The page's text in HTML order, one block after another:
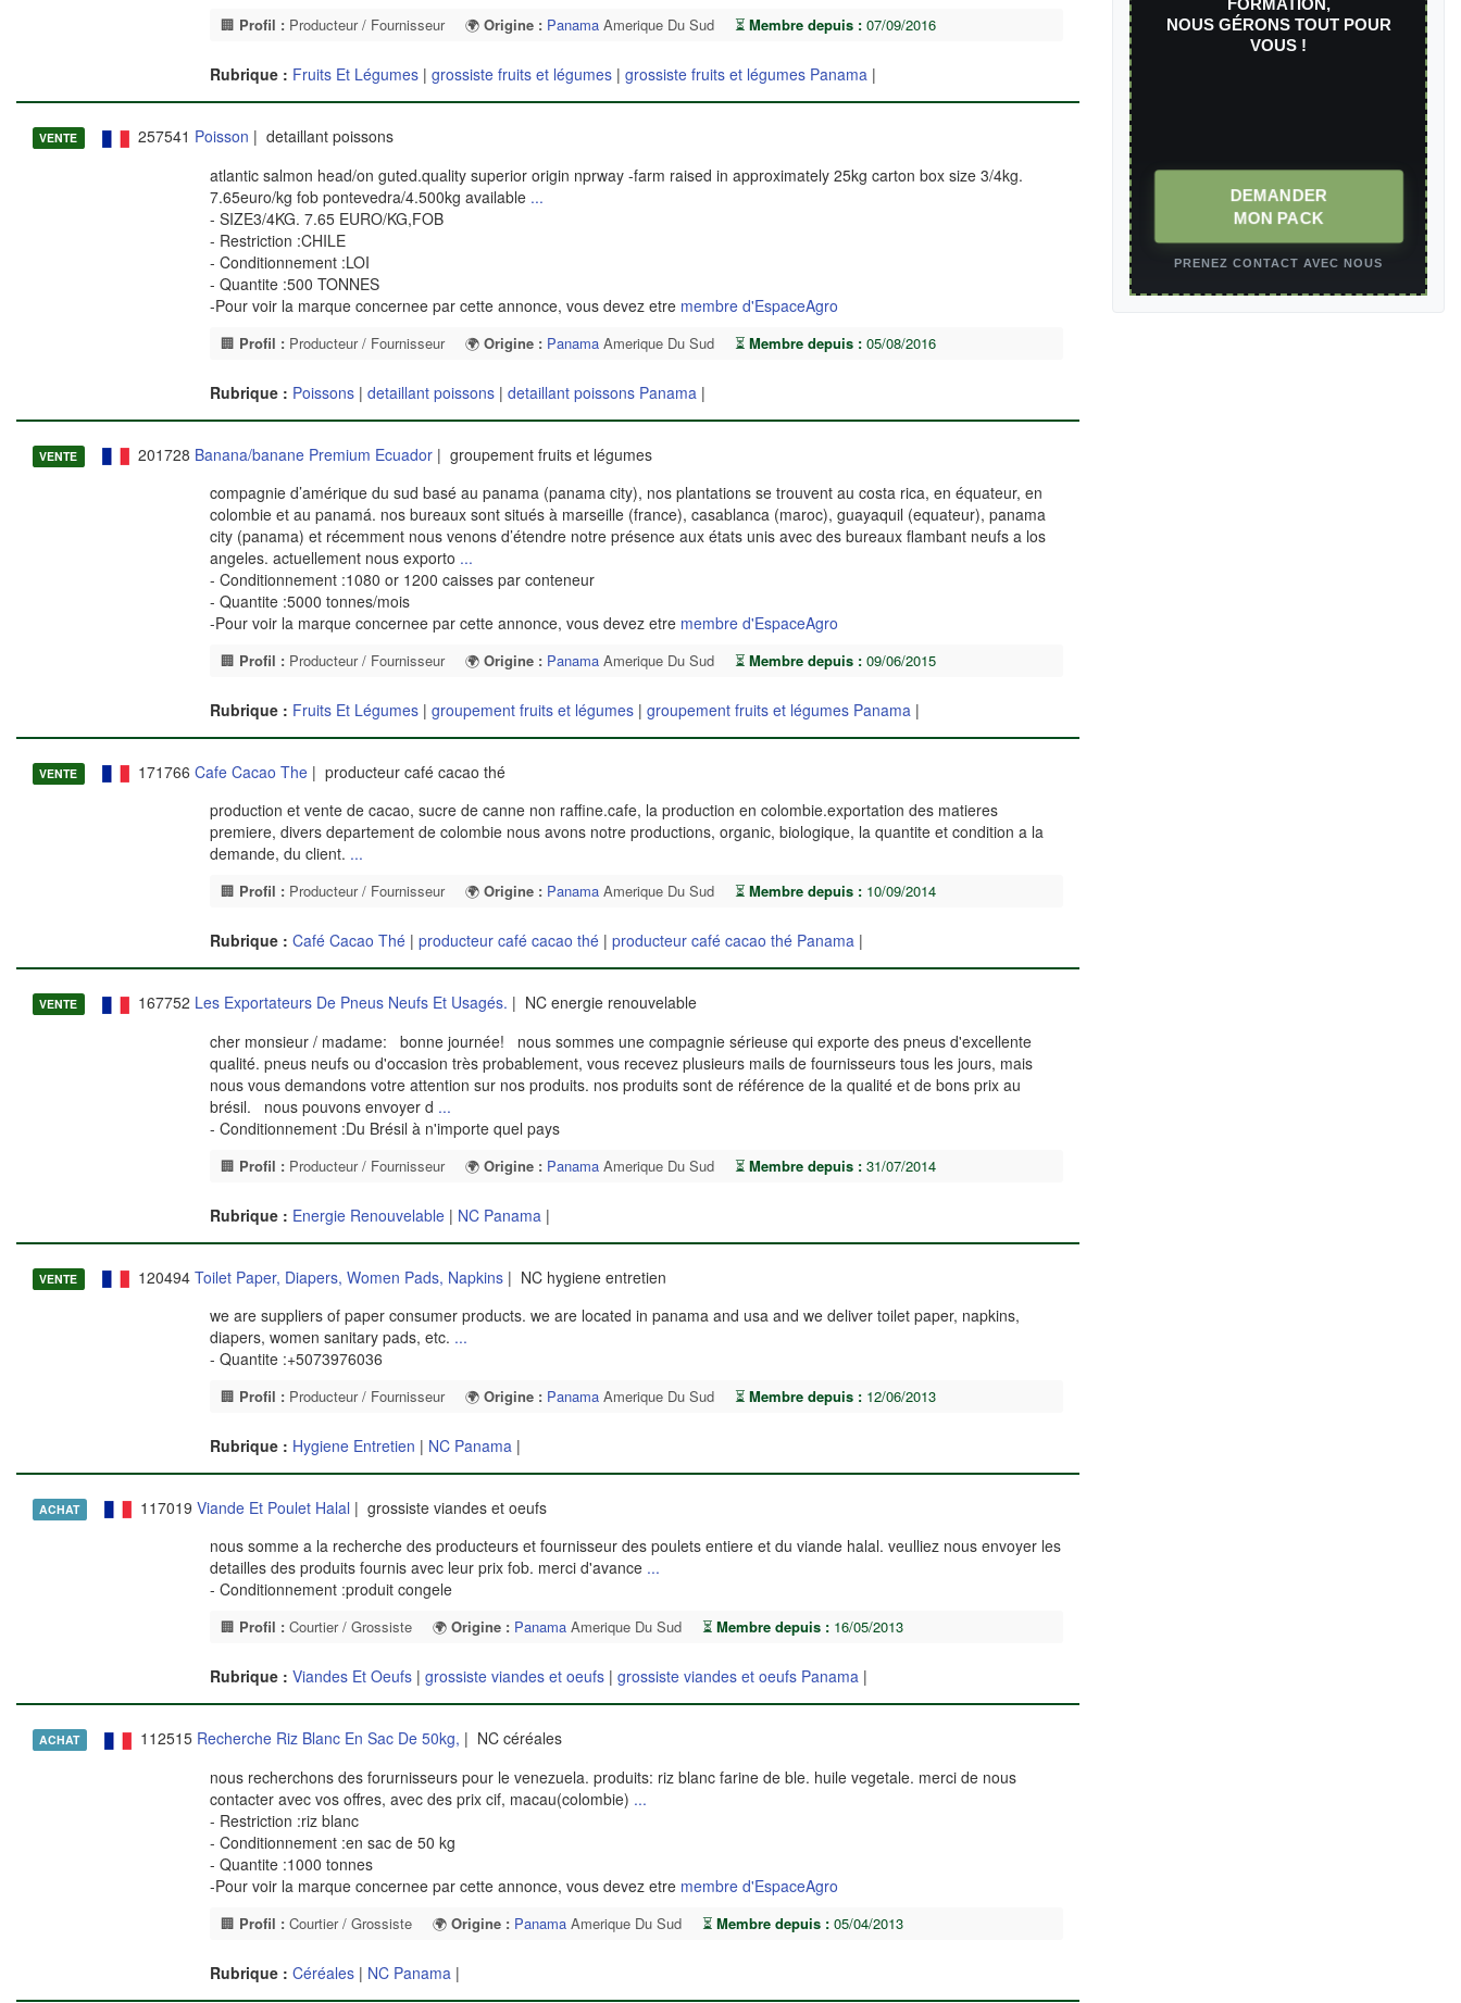
🏢 Profil :Producteur / Fournisseur 🌍 Origine : PanamaAmerique Du Sud ⏳ Membre depuis :07/09/2016
Rubrique : Fruits Et Légumes | grossiste fruits et légumes| grossiste fruits et légumes Panama|
VENTE 257541 Poisson | detaillant poissons
atlantic salmon head/on guted.quality superior origin nprway -farm raised in approximately 25kg carton box size 3/4kg.
7.65euro/kg fob pontevedra/4.500kg available ...
- SIZE3/4KG. 7.65 EURO/KG,FOB
- Restriction :CHILE
- Conditionnement :LOI
- Quantite :500 TONNES
-Pour voir la marque concernee par cette annonce, vous devez etre membre d'EspaceAgro
🏢 Profil :Producteur / Fournisseur 🌍 Origine : PanamaAmerique Du Sud ⏳ Membre depuis :05/08/2016
Rubrique : Poissons | detaillant poissons| detaillant poissons Panama |
VENTE 201728 Banana/banane Premium Ecuador| groupement fruits et légumes
compagnie d’amérique du sud basé au panama (panama city), nos plantations se trouvent au costa rica, en équateur, en
colombie et au panamá. nos bureaux sont situés à marseille (france), casablanca (maroc), guayaquil (equateur), panama
city (panama) et récemment nous venons d’étendre notre présence aux états unis avec des bureaux flambant neufs a los
angeles. actuellement nous exporto ...
- Conditionnement :1080 or 1200 caisses par conteneur
- Quantite :5000 tonnes/mois
-Pour voir la marque concernee par cette annonce, vous devez etre membre d'EspaceAgro
🏢 Profil :Producteur / Fournisseur 🌍 Origine : PanamaAmerique Du Sud ⏳ Membre depuis :09/06/2015
Rubrique : Fruits Et Légumes | groupement fruits et légumes| groupement fruits et légumes Panama |
VENTE 171766 Cafe Cacao The| producteur café cacao thé
production et vente de cacao, sucre de canne non raffine.cafe, la production en colombie.exportation des matieres
premiere, divers departement de colombie nous avons notre productions, organic, biologique, la quantite et condition a la
demande, du client. ...
🏢 Profil :Producteur / Fournisseur 🌍 Origine : PanamaAmerique Du Sud ⏳ Membre depuis :10/09/2014
Rubrique : Café Cacao Thé | producteur café cacao thé| producteur café cacao thé Panama|
VENTE 167752 Les Exportateurs De Pneus Neufs Et Usagés. | NC energie renouvelable
cher monsieur / madame: bonne journée! nous sommes une compagnie sérieuse qui exporte des pneus d'excellente
qualité. pneus neufs ou d'occasion très probablement, vous recevez plusieurs mails de fournisseurs tous les jours, mais
nous vous demandons votre attention sur nos produits. nos produits sont de référence de la qualité et de bons prix au
brésil. nous pouvons envoyer d ...
- Conditionnement :Du Brésil à n'importe quel pays
🏢 Profil :Producteur / Fournisseur 🌍 Origine : PanamaAmerique Du Sud ⏳ Membre depuis :31/07/2014
Rubrique : Energie Renouvelable | NC Panama |
VENTE 120494 Toilet Paper, Diapers, Women Pads, Napkins| NC hygiene entretien
we are suppliers of paper consumer products. we are located in panama and usa and we deliver toilet paper, napkins,
diapers, women sanitary pads, etc. ...
- Quantite :+5073976036
🏢 Profil :Producteur / Fournisseur 🌍 Origine : PanamaAmerique Du Sud ⏳ Membre depuis :12/06/2013
Rubrique : Hygiene Entretien | NC Panama |
ACHAT 117019 Viande Et Poulet Halal | grossiste viandes et oeufs
nous somme a la recherche des producteurs et fournisseur des poulets entiere et du viande halal. veulliez nous envoyer les
detailles des produits fournis avec leur prix fob. merci d'avance ...
- Conditionnement :produit congele
🏢 Profil :Courtier / Grossiste 🌍 Origine : PanamaAmerique Du Sud ⏳ Membre depuis :16/05/2013
Rubrique : Viandes Et Oeufs | grossiste viandes et oeufs| grossiste viandes et oeufs Panama|
ACHAT 112515 Recherche Riz Blanc En Sac De 50kg, | NC céréales
nous recherchons des forurnisseurs pour le venezuela. produits: riz blanc farine de ble. huile vegetale. merci de nous
contacter avec vos offres, avec des prix cif, macau(colombie) ...
- Restriction :riz blanc
- Conditionnement :en sac de 50 kg
- Quantite :1000 tonnes
-Pour voir la marque concernee par cette annonce, vous devez etre membre d'EspaceAgro
🏢 Profil :Courtier / Grossiste 🌍 Origine : PanamaAmerique Du Sud ⏳ Membre depuis :05/04/2013
Rubrique : Céréales | NC Panama |
FORMATION,
NOUS GÉRONS TOUT POUR
VOUS !
DEMANDER
MON PACK
PRENEZ CONTACT AVEC NOUS